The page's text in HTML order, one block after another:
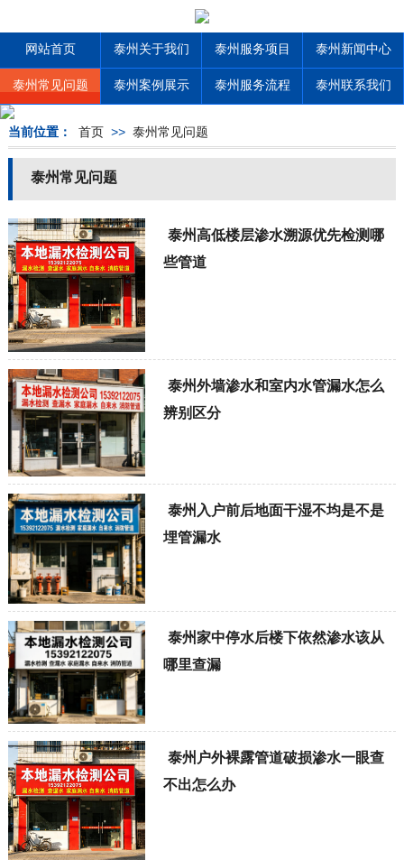
网站首页 泰州关于我们 泰州服务项目 泰州新闻中心
泰州常见问题 泰州案例展示 泰州服务流程 泰州联系我们
当前位置： 首页 >> 泰州常见问题
泰州常见问题
泰州高低楼层渗水溯源优先检测哪
些管道
泰州外墙渗水和室内水管漏水怎么
辨别区分
泰州入户前后地面干湿不均是不是
埋管漏水
泰州家中停水后楼下依然渗水该从
哪里查漏
泰州户外裸露管道破损渗水一眼查
不出怎么办